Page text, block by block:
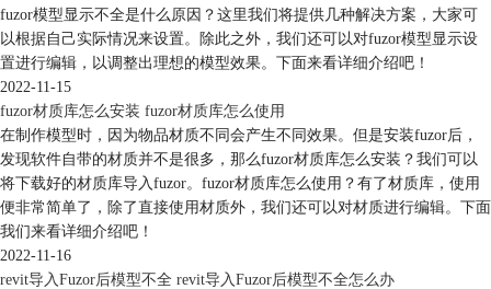
fuzor模型显示不全是什么原因？这里我们将提供几种解决方案，大家可
以根据自己实际情况来设置。除此之外，我们还可以对fuzor模型显示设
置进行编辑，以调整出理想的模型效果。下面来看详细介绍吧！
2022-11-15
fuzor材质库怎么安装 fuzor材质库怎么使用
在制作模型时，因为物品材质不同会产生不同效果。但是安装fuzor后，
发现软件自带的材质并不是很多，那么fuzor材质库怎么安装？我们可以
将下载好的材质库导入fuzor。fuzor材质库怎么使用？有了材质库，使用
便非常简单了，除了直接使用材质外，我们还可以对材质进行编辑。下面
我们来看详细介绍吧！
2022-11-16
revit导入Fuzor后模型不全 revit导入Fuzor后模型不全怎么办